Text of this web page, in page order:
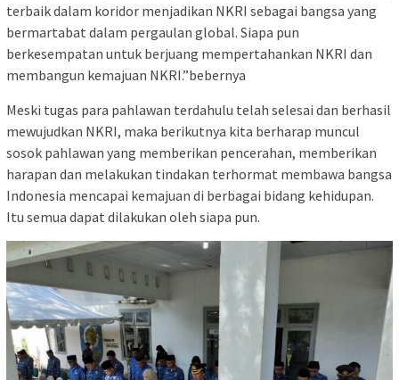
terbaik dalam koridor menjadikan NKRI sebagai bangsa yang
bermartabat dalam pergaulan global. Siapa pun
berkesempatan untuk berjuang mempertahankan NKRI dan
membangun kemajuan NKRI.”bebernya
Meski tugas para pahlawan terdahulu telah selesai dan berhasil
mewujudkan NKRI, maka berikutnya kita berharap muncul
sosok pahlawan yang memberikan pencerahan, memberikan
harapan dan melakukan tindakan terhormat membawa bangsa
Indonesia mencapai kemajuan di berbagai bidang kehidupan.
Itu semua dapat dilakukan oleh siapa pun.